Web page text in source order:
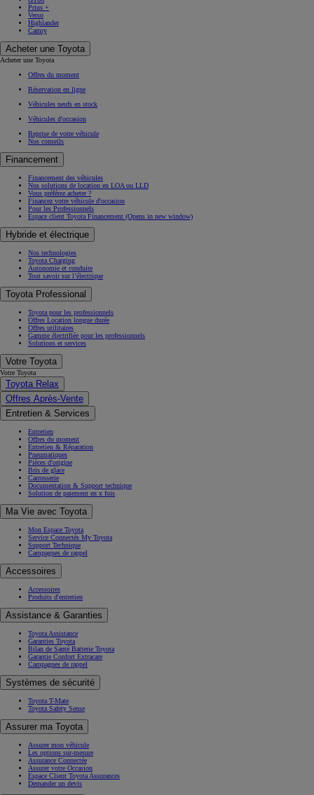
Prius +
Verso
Highlander
Camry
Acheter une Toyota
Acheter une Toyota
Offres du moment
Réservation en ligne
Véhicules neufs en stock
Véhicules d'occasion
Reprise de votre véhicule
Nos conseils
Financement
Financement des véhicules
Nos solutions de location en LOA ou LLD
Vous préférez acheter ?
Financez votre véhicule d'occasion
Pour les Professionnels
Espace client Toyota Financement (Opens in new window)
Hybride et électrique
Nos technologies
Toyota Charging
Autonomie et conduite
Tout savoir sur l’électrique
Toyota Professional
Toyota pour les professionnels
Offres Location longue durée
Offres utilitaires
Gamme électrifiée pour les professionnels
Solutions et services
Votre Toyota
Votre Toyota
Toyota Relax
Offres Après-Vente
Entretien & Services
Entretien
Offres du moment
Entretien & Réparation
Pneumatiques
Pièces d'origine
Bris de glace
Carrosserie
Documentation & Support technique
Solution de paiement en x fois
Ma Vie avec Toyota
Mon Espace Toyota
Service Connectés My Toyota
Support Technique
Campagnes de rappel
Accessoires
Accessoires
Produits d'entretien
Assistance & Garanties
Toyota Assistance
Garanties Toyota
Bilan de Santé Batterie Toyota
Garantie Confort Extracare
Campagnes de rappel
Systèmes de sécurité
Toyota T-Mate
Toyota Safety Sense
Assurer ma Toyota
Assurer mon véhicule
Les options sur-mesure
Assurance Connectée
Assurer votre Occasion
Espace Client Toyota Assurances
Demander un devis